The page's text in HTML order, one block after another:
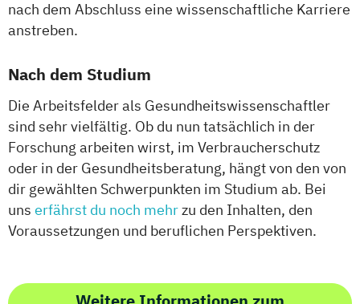
nach dem Abschluss eine wissenschaftliche Karriere
anstreben.
Nach dem Studium
Die Arbeitsfelder als Gesundheitswissenschaftler
sind sehr vielfältig. Ob du nun tatsächlich in der
Forschung arbeiten wirst, im Verbraucherschutz
oder in der Gesundheitsberatung, hängt von den von
dir gewählten Schwerpunkten im Studium ab. Bei
uns erfährst du noch mehrzu den Inhalten, den
Voraussetzungen und beruflichen Perspektiven.